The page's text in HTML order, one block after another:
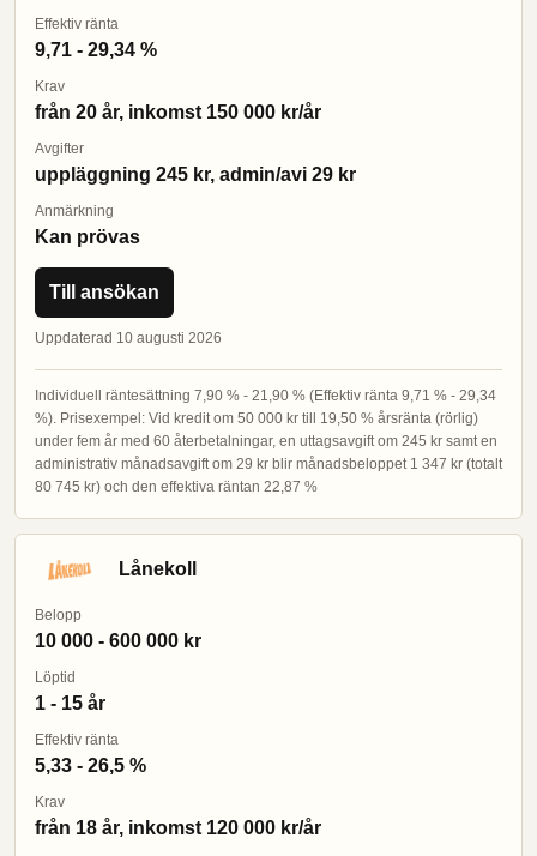
Effektiv ränta
9,71 - 29,34 %
Krav
från 20 år, inkomst 150 000 kr/år
Avgifter
uppläggning 245 kr, admin/avi 29 kr
Anmärkning
Kan prövas
Till ansökan
Uppdaterad 10 augusti 2026
Individuell räntesättning 7,90 % - 21,90 % (Effektiv ränta 9,71 % - 29,34
%). Prisexempel: Vid kredit om 50 000 kr till 19,50 % årsränta (rörlig)
under fem år med 60 återbetalningar, en uttagsavgift om 245 kr samt en
administrativ månadsavgift om 29 kr blir månadsbeloppet 1 347 kr (totalt
80 745 kr) och den effektiva räntan 22,87 %
Lånekoll
Belopp
10 000 - 600 000 kr
Löptid
1 - 15 år
Effektiv ränta
5,33 - 26,5 %
Krav
från 18 år, inkomst 120 000 kr/år